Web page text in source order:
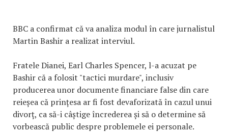
BBC a confirmat că va analiza modul în care jurnalistul
Martin Bashir a realizat interviul.
Fratele Dianei, Earl Charles Spencer, l-a acuzat pe
Bashir că a folosit "tactici murdare", inclusiv
producerea unor documente financiare false din care
reieșea că prințesa ar fi fost devaforizată în cazul unui
divorț, ca să-i câștige încrederea și să o determine să
vorbească public despre problemele ei personale.